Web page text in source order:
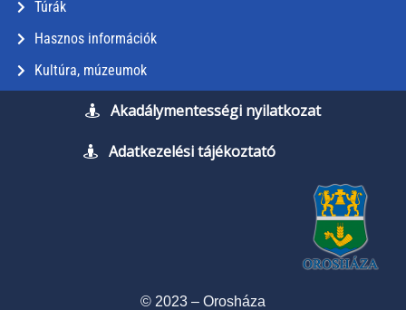
Túrák
Hasznos információk
Kultúra, múzeumok
Akadálymentességi nyilatkozat
Adatkezelési tájékoztató
© 2023 – Orosháza